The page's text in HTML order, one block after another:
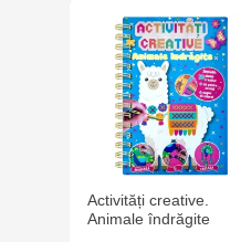
Activități creative.
Animale îndrăgite